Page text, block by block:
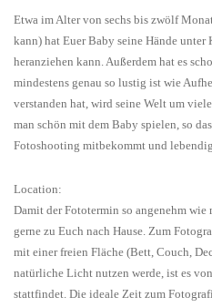
Etwa im Alter von sechs bis zwölf
kann) hat Euer Baby seine Hände
heranziehen kann. Außerdem hat es
mindestens genau so lustig ist wie
verstanden hat, wird seine Welt um
man schön mit dem Baby spielen, so
Fotoshooting mitbekommt und
Location:
Damit der Fototermin so angenehm
gerne zu Euch nach Hause. Zum
mit einer freien Fläche (Bett, Couch,
natürliche Licht nutzen werde, ist es
stattfindet. Die ideale Zeit zum